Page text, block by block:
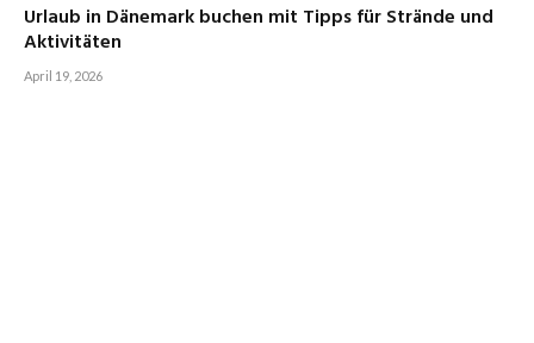
Urlaub in Dänemark buchen mit Tipps für Strände und
Aktivitäten
April 19, 2026